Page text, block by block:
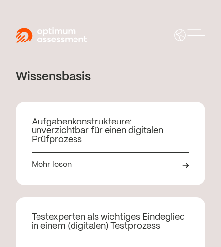
Wissensbasis
Aufgabenkonstrukteure:
unverzichtbar für einen digitalen
Prüfprozess
Mehr lesen
Testexperten als wichtiges Bindeglied
in einem (digitalen) Testprozess